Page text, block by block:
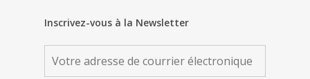
Inscrivez-vous à la Newsletter